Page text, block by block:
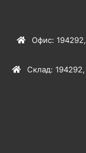
Офис: 194292,
Склад: 194292,